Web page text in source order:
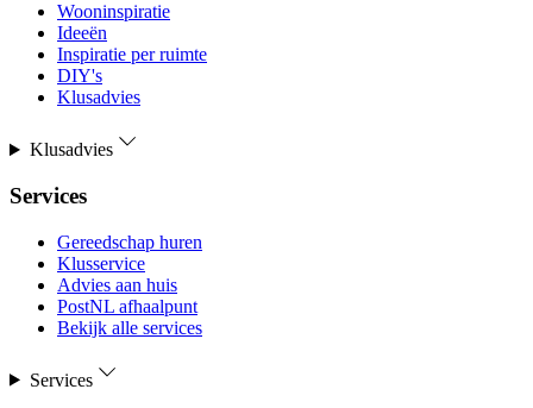
Wooninspiratie
Ideeën
Inspiratie per ruimte
DIY's
Klusadvies
Klusadvies
Services
Gereedschap huren
Klusservice
Advies aan huis
PostNL afhaalpunt
Bekijk alle services
Services